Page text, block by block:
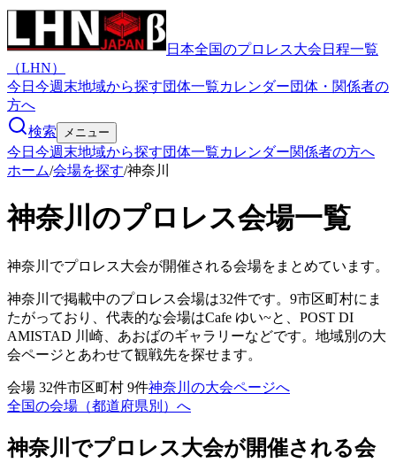
日本全国のプロレス大会日程一覧
（LHN）
今日 今週末地域から探す団体一覧カレンダー団体・関係者の
方へ
検索
メニュー
今日 今週末地域から探す団体一覧カレンダー関係者の方へ
ホーム/会場を探す/神奈川
神奈川のプロレス会場一覧
神奈川 でプロレス大会が開催される会場をまとめています。
神奈川で掲載中のプロレス会場は32件です。9市区町村にま
たがっており、代表的な会場はCafe ゆい~と、POST DI
AMISTAD 川崎、あおばのギャラリーなどです。地域別の大
会ページとあわせて観戦先を探せます。
会場 32件市区町村 9件神奈川の大会ページへ
全国の会場（都道府県別）へ
神奈川でプロレス大会が開催される会